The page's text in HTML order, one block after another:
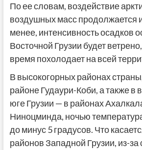
По ее словам, воздействие
воздушных масс продолжается
менее, интенсивность осадков
Восточной Грузии будет
время похолодает на всей
В высокогорных районах
районе Гудаури-Коби, а также в
юге Грузии — в районах
Ниноцминда, ночью
до минус 5 градусов. Что
районов Западной Грузии, из-за